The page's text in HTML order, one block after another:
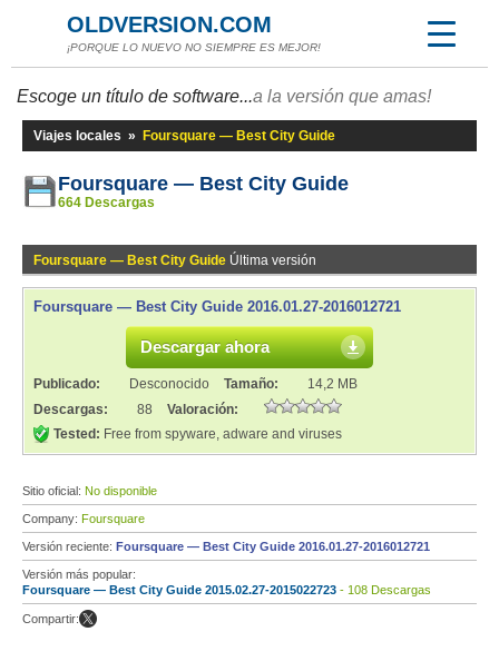
OLDVERSION.COM
¡PORQUE LO NUEVO NO SIEMPRE ES MEJOR!
Escoge un título de software...a la versión que amas!
Viajes locales » Foursquare — Best City Guide
Foursquare — Best City Guide
664 Descargas
Foursquare — Best City Guide Última versión
Foursquare — Best City Guide 2016.01.27-2016012721
Descargar ahora
Publicado: Desconocido Tamaño:
14,2 MB
Descargas:
88
Valoración:
Tested: Free from spyware, adware and viruses
Sitio oficial: No disponible
Company: Foursquare
Versión reciente: Foursquare — Best City Guide 2016.01.27-2016012721
Versión más popular:
Foursquare — Best City Guide 2015.02.27-2015022723 - 108 Descargas
Compartir: